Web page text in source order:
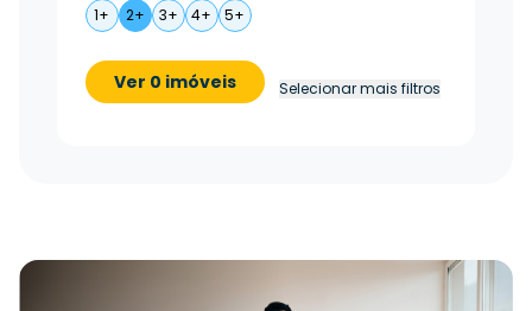
1+ 2+ 3+ 4+ 5+
Ver 0 imóveis Selecionar mais filtros